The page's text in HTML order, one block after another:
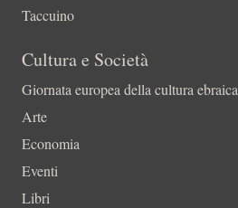
Taccuino
Cultura e Società
Giornata europea della cultura ebraica
Arte
Economia
Eventi
Libri